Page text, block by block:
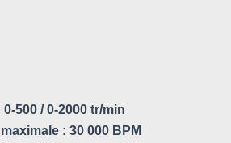
500 / 0-2000 tr/min
: 30 000 BPM